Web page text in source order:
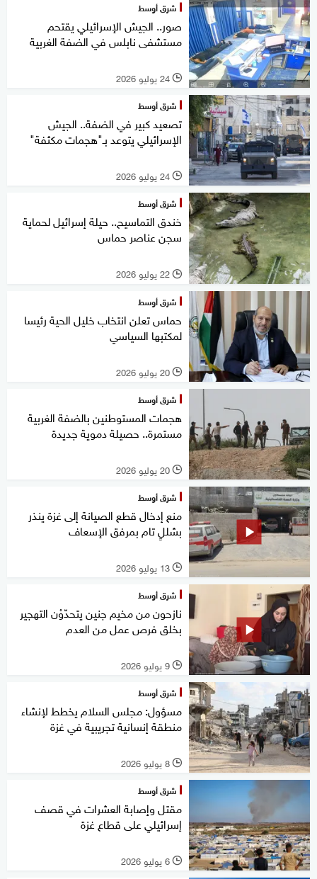
شرق أوسط
صور.. الجيش الإسرائيلي يقتحم
مستشفى نابلس في الضفة الغربية
l 24 يوليو 2026
شرق أوسط
تصعيد كبير في الضفة.. الجيش
الإسرائيلي يتوعد بـ"هجمات مكثفة"
l 24 يوليو 2026
شرق أوسط
خندق التماسيح.. حيلة إسرائيل لحماية
سجن عناصر حماس
l 22 يوليو 2026
شرق أوسط
حماس تعلن انتخاب خليل الحية رئيسا
لمكتبها السياسي
l 20 يوليو 2026
شرق أوسط
هجمات المستوطنين بالضفة الغربية
مستمرة.. حصيلة دموية جديدة
l 20 يوليو 2026
شرق أوسط
منع إدخال قطع الصيانة إلى غزة ينذر
بشللٍ تام بمرفق الإسعاف
l 13 يوليو 2026
شرق أوسط
نازحون من مخيم جنين يتحدّوْن التهجير
بخلق فرص عمل من العدم
l 9 يوليو 2026
شرق أوسط
مسؤول: مجلس السلام يخطط لإنشاء
منطقة إنسانية تجريبية في غزة
l 8 يوليو 2026
شرق أوسط
مقتل وإصابة العشرات في قصف
إسرائيلي على قطاع غزة
l 6 يوليو 2026